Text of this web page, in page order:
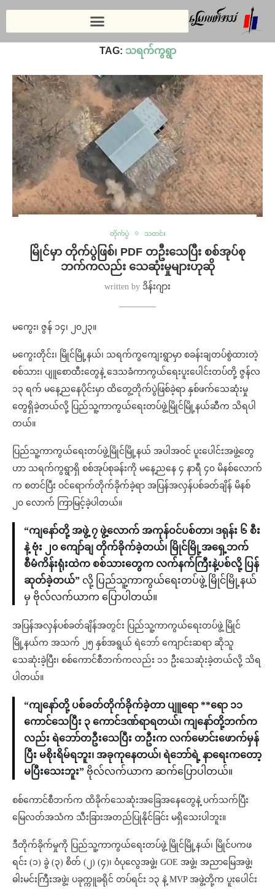
TAG: သရက်ကွရွာ
တိုက်ပွဲ သတင်း
မြိုင်မှာ တိုက်ပွဲဖြစ်၊ PDF တဦးသေပြီး စစ်အုပ်စု
ဘက်ကလည်း သေဆုံးမှုများဟုဆို
written by ဒိန်းဂျား
မကွေး၊ ဇွန် ၁၄၊ ၂၀၂၃။
မကွေးတိုင်း၊ မြိုင်မြို့နယ်၊ သရက်ကွကျေးရွာမှာ စခန်းချတပ်စွဲထားတဲ့
စစ်သား၊ ပျူစောထီးတွေနဲ့ ဒေသခံကာကွယ်ရေးပူးပေါင်းတပ်တို့ ဇွန်လ
၁၃ ရက် မနေ့ညနေပိုင်းမှာ ထိတွေ့တိုက်ပွဲဖြစ်ခဲ့ရာ နှစ်ဖက်သေဆုံးမှု
တွေရှိခဲ့တယ်လို့ ပြည်သူ့ကာကွယ်ရေးတပ်ဖွဲ့မြိုင်မြို့နယ်ဆီက သိရပါ
တယ်။
ပြည်သူ့ကာကွယ်ရေးတပ်ဖွဲ့မြိုင်မြို့နယ် အပါအဝင် ပူးပေါင်းအဖွဲ့တွေ
ဟာ သရက်ကွရွာရှိ စစ်အုပ်စုခန်းကို မနေ့ညနေ ၄ နာရီ ၄၀ မိနစ်လောက်
က စတင်ပြီး ဝင်ရောက်တိုက်ခိုက်ခဲ့ရာ အပြန်အလှန်ပစ်ခတ်ချိန် မိနစ်
၂၀ လောက် ကြာမြင့်ခဲ့ပါတယ်။
“ကျနော်တို့ အဖွဲ့ ၇ ဖွဲ့လောက် အကုန်ဝင်ပစ်တာ၊ ဒရုန်း ၆ စီး
နဲ့ ဗုံး ၂၀ ကျော်ချ တိုက်ခိုက်ခဲ့တယ်၊ မြိုင်မြို့အရှေ့ဘက်
စီမံကိန်းရုံးထဲက စစ်သားတွေက လက်နက်ကြီးနဲ့ပစ်လို့ ပြန်
ဆုတ်ခဲ့တယ်” လို့ ပြည်သူ့ကာကွယ်ရေးတပ်ဖွဲ့ မြိုင်မြို့နယ်
မှ ဗိုလ်လက်ယာက ပြောပါတယ်။
အပြန်အလှန်ပစ်ခတ်ချိန်အတွင်း ပြည်သူ့ကာကွယ်ရေးတပ်ဖွဲ့ မြိုင်
မြို့နယ်က အသက် ၂၅ နှစ်အရွယ် ရဲဘော် ကျောင်းဆရာ ဆိုသူ
သေဆုံးခဲ့ပြီး၊ စစ်ကောင်စီဘက်ကလည်း ၁၁ ဦးသေဆုံးခဲ့တယ်လို့ သိရ
ပါတယ်။
“ကျနော်တို့ ပစ်ခတ်တိုက်ခိုက်ခဲ့တာ ပျူရော **ရော ၁၁
ကောင်သေပြီး ၃ ကောင်ဒဏ်ရာရတယ်၊ ကျနော်တို့ဘက်က
လည်း ရဲဘော်တဦး‌သေပြီး တဦးက လက်မောင်းဖောက်မှန်
ပြီး မစိုးရိမ်ရဘူး၊ အခုကုနေတယ်၊ ရဲဘော်ရဲ့ နာရေးကတော့
မပြီးသေးဘူး” ဗိုလ်လက်ယာက ဆက်ပြောပါတယ်။
စစ်ကောင်စီဘက်က ထိခိုက်သေဆုံးအခြေအနေတွေနဲ့ ပက်သက်ပြီး
မြေလတ်အသံက သီးခြားအတည်ပြုနိုင်ခြင်း မရှိသေးပါဘူး။
ဒီတိုက်ခိုက်မှုကို ပြည်သူ့ကာကွယ်ရေးတပ်ဖွဲ့ မြိုင်မြို့နယ်၊ မြိုင်ပကဖ
ရင်း (၁) ခွဲ (၃) စိတ် (၂) (၄)၊ ဝံပုလွေအဖွဲ့၊ GOE အဖွဲ့၊ အညာမြေအဖွဲ့၊
ဓါးမင်းကြီးအဖွဲ့၊ ပခုက္ကူခရိုင် တပ်ရင်း ၁၃ နဲ့ MVP အဖွဲ့တို့က ပူးပေါင်း